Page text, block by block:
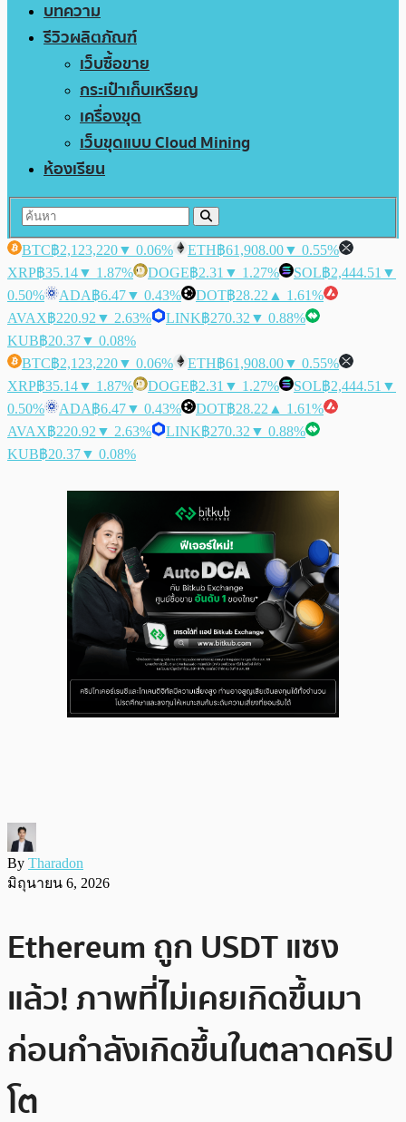
บทความ
รีวิวผลิตภัณฑ์
เว็บซื้อขาย
กระเป๋าเก็บเหรียญ
เครื่องขุด
เว็บขุดแบบ Cloud Mining
ห้องเรียน
BTC฿2,123,220▼ 0.06% ETH฿61,908.00▼ 0.55%
XRP฿35.14▼ 1.87% DOGE฿2.31 ▼ 1.27% SOL฿2,444.51 ▼
0.50%
ADA฿6.47▼ 0.43% DOT฿28.22 ▲ 1.61%
AVAX฿220.92 ▼ 2.63% LINK฿270.32 ▼ 0.88%
KUB฿20.37▼ 0.08%
BTC฿2,123,220▼ 0.06% ETH฿61,908.00▼ 0.55%
XRP฿35.14▼ 1.87% DOGE฿2.31 ▼ 1.27% SOL฿2,444.51 ▼
0.50%
ADA฿6.47▼ 0.43% DOT฿28.22 ▲ 1.61%
AVAX฿220.92 ▼ 2.63% LINK฿270.32 ▼ 0.88%
KUB฿20.37▼ 0.08%
By Tharadon
มิถุนายน 6, 2026
Ethereum ถูก USDT แซง
แล้ว! ภาพที่ไม่เคยเกิดขึ้นมา
ก่อนกำลังเกิดขึ้นในตลาดคริป
โต